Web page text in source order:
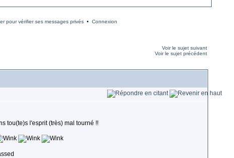
pour vérifier ses messages privés• Connexion
Voir le sujet suivant
Voir le sujet précédent
tou(te)s l'esprit (très) mal tourné !!